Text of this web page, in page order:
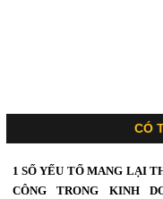
CÓ
1 SỐ YẾU TỐ MANG LẠI
CÔNG TRONG KINH